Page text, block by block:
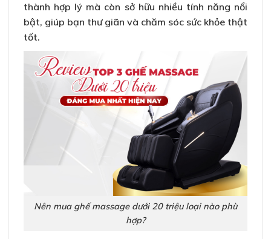
thành hợp lý mà còn sở hữu nhiều tính năng nổi
bật, giúp bạn thư giãn và chăm sóc sức khỏe thật
tốt.
Nên mua ghế massage dưới 20 triệu loại nào phù
hợp?